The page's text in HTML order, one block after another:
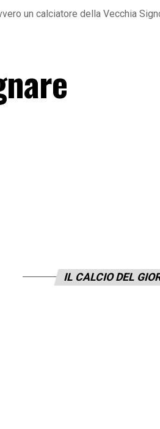
un calciatore della Vecchia
IL CALCIO DEL